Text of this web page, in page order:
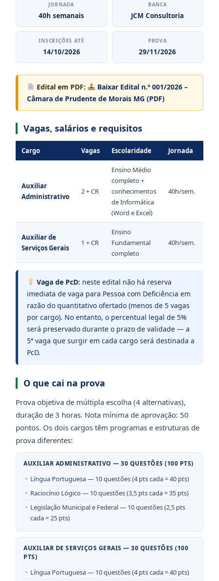
JORNADA
40h semanais
BANCA
JCM Consultoria
INSCRIÇÕES ATÉ
14/10/2026
PROVA
29/11/2026
Edital em PDF:
Baixar Edital n.º 001/2026 –
Câmara de Prudente de Morais MG (PDF)
Vagas, salários e requisitos
Cargo Vagas Escolaridade Jornada
Auxiliar
Administrativo
2 + CR
Ensino Médio
completo +
conhecimentos
de Informática
(Word e Excel)
40h/sem.
Auxiliar de
Serviços Gerais
1 + CR
Ensino
Fundamental
completo
40h/sem.
Vaga de PcD: neste edital não há reserva
imediata de vaga para Pessoa com Deficiência em
razão do quantitativo ofertado (menos de 5 vagas
por cargo). No entanto, o percentual legal de 5%
será preservado durante o prazo de validade — a
5ª vaga que surgir em cada cargo será destinada a
PcD.
O que cai na prova
Prova objetiva de múltipla escolha (4 alternativas),
duração de 3 horas. Nota mínima de aprovação: 50
pontos. Os dois cargos têm programas e estruturas de
prova diferentes:
AUXILIAR ADMINISTRATIVO — 30 QUESTÕES (100 PTS)
Língua Portuguesa — 10 questões (4 pts cada = 40 pts)
Raciocínio Lógico — 10 questões (3,5 pts cada = 35 pts)
Legislação Municipal e Federal — 10 questões (2,5 pts
cada = 25 pts)
AUXILIAR DE SERVIÇOS GERAIS — 30 QUESTÕES (100
PTS)
Língua Portuguesa — 10 questões (4 pts cada = 40 pts)